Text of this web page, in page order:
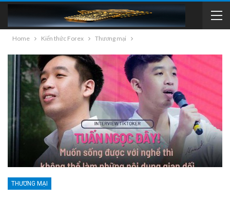
Home Kiến thức Forex Thương mại
THƯƠNG MẠI